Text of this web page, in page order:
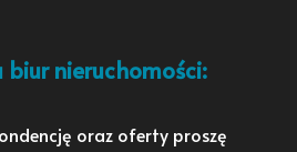
nieruchomości:
oraz oferty proszę